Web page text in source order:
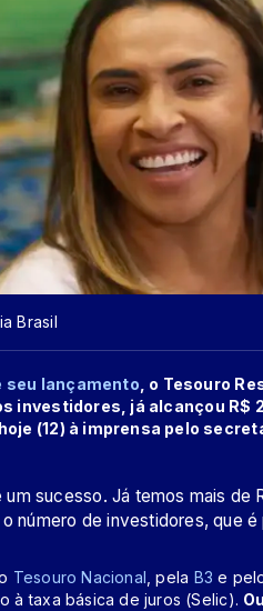
Brasil
seu lançamento , o Tesouro
investidores, já alcançou R$
(12) à imprensa pelo
um sucesso. Já temos mais de
número de investidores, que
Tesouro Nacional , pela B3e
à taxa básica de juros (Selic).